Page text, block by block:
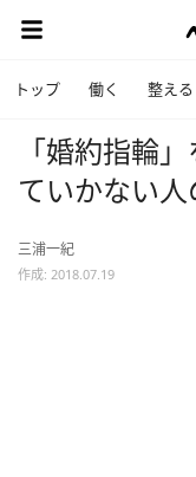
トップ 働く 整える
「婚約指輪
ていかない
三浦一紀
作成: 2018.07.19